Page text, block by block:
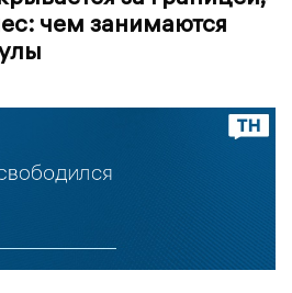
чем занимаются